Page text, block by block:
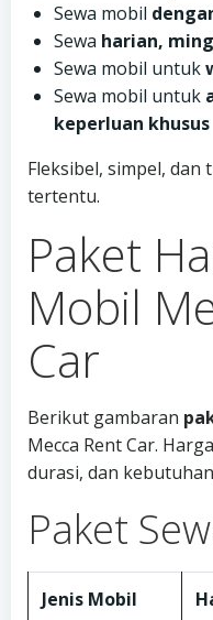
Sewa mobil
Sewa harian,
Sewa mobil untuk
Sewa mobil untuk
keperluan khusus
Fleksibel, simpel,
tertentu.
Paket
Mobil
Car
Berikut gambaran
Mecca Rent Car.
durasi, dan
Paket
Jenis Mobil